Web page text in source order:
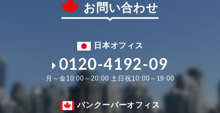
お問い合わせ
日本オフィス
0120-4192-09
月～金10:00～20:00 土日祝10:00～19:00
バンクーバーオフィス